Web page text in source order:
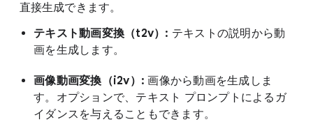
直接生成できます。
テキスト動画変換（t2v）: テキストの説明から動
画を生成します。
画像動画変換（i2v）: 画像から動画を生成しま
す。オプションで、テキスト プロンプトによるガ
イダンスを与えることもできます。